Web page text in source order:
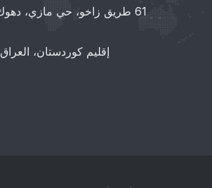
61 طريق زاخو، حي مازي، دهوك 1006،
إقليم كوردستان، العراق